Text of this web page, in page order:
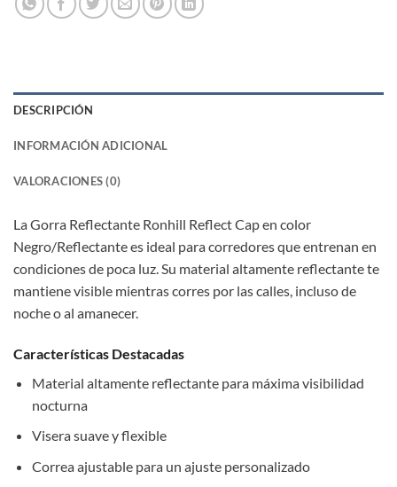
DESCRIPCIÓN
INFORMACIÓN ADICIONAL
VALORACIONES (0)
La Gorra Reflectante Ronhill Reflect Cap en color
Negro/Reflectante es ideal para corredores que entrenan en
condiciones de poca luz. Su material altamente reflectante te
mantiene visible mientras corres por las calles, incluso de
noche o al amanecer.
Características Destacadas
Material altamente reflectante para máxima visibilidad
nocturna
Visera suave y flexible
Correa ajustable para un ajuste personalizado